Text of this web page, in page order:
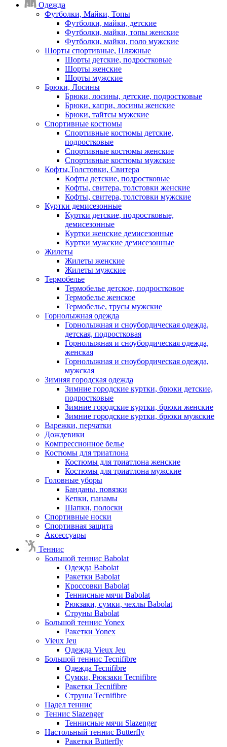
Одежда
Футболки, Майки, Топы
Футболки, майки, детские
Футболки, майки, топы женские
Футболки, майки, поло мужские
Шорты спортивные, Пляжные
Шорты детские, подростковые
Шорты женские
Шорты мужские
Брюки, Лосины
Брюки, лосины, детские, подростковые
Брюки, капри, лосины женские
Брюки, тайтсы мужские
Спортивные костюмы
Спортивные костюмы детские,
подростковые
Спортивные костюмы женские
Спортивные костюмы мужские
Кофты,Толстовки, Свитера
Кофты детские, подростковые
Кофты, свитера, толстовки женские
Кофты, свитера, толстовки мужские
Куртки демисезонные
Куртки детские, подростковые,
демисезонные
Куртки женские демисезонные
Куртки мужские демисезонные
Жилеты
Жилеты женские
Жилеты мужские
Термобелье
Термобелье детское, подростковое
Термобелье женское
Термобелье, трусы мужские
Горнолыжная одежда
Горнолыжная и сноубордическая одежда,
детская, подростковая
Горнолыжная и сноубордическая одежда,
женская
Горнолыжная и сноубордическая одежда,
мужская
Зимняя городская одежда
Зимние городские куртки, брюки детские,
подростковые
Зимние городские куртки, брюки женские
Зимние городские куртки, брюки мужские
Варежки, перчатки
Дождевики
Компрессионное белье
Костюмы для триатлона
Костюмы для триатлона женские
Костюмы для триатлона мужские
Головные уборы
Банданы, повязки
Кепки, панамы
Шапки, полоски
Спортивные носки
Спортивная защита
Аксессуары
Теннис
Большой теннис Babolat
Одежда Babolat
Ракетки Babolat
Кроссовки Babolat
Теннисные мячи Babolat
Рюкзаки, сумки, чехлы Babolat
Струны Babolat
Большой теннис Yonex
Ракетки Yonex
Vieux Jeu
Одежда Vieux Jeu
Большой теннис Tecnifibre
Одежда Tecnifibre
Сумки, Рюкзаки Tecnifibre
Ракетки Tecnifibre
Струны Tecnifibre
Падел теннис
Теннис Slazenger
Теннисные мячи Slazenger
Настольный теннис Butterfly
Ракетки Butterfly